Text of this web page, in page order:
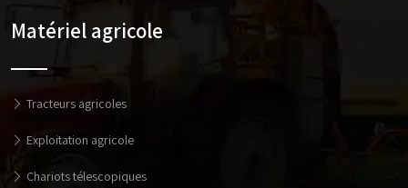
Matériel agricole
Tracteurs agricoles
Exploitation agricole
Chariots télescopiques